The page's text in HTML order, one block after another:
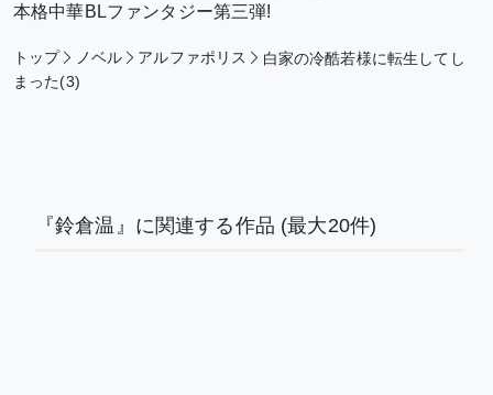
本格中華BLファンタジー第三弾!
トップ ノベル アルファポリス
白家の冷酷若様に転生してし
まった(3)
『鈴倉温』に関連する作品 (最大20件)